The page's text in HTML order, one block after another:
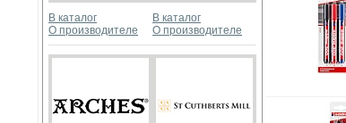
В каталог
О производителе
В каталог
О производителе